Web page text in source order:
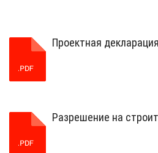
Проектная
Разрешение на